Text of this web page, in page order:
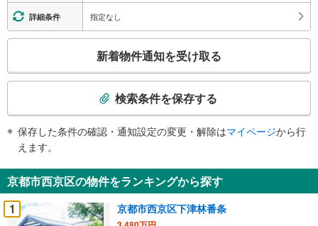
詳細条件 指定なし
検
知
を
受
け
新着物件通知を受け取る
検索条件を保存する
保存した条件の確認・通知設定の変更・解除はマイページから行
えます。
京都市西京区の物件をランキングから探す
1
京都市西京区下津林番条